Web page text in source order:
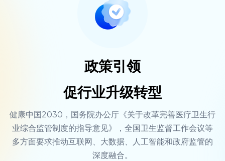
政策引领
促行业升级转型
健康中国2030，国务院办公厅《关于改革完善医疗卫生行
业综合监管制度的指导意见》，全国卫生监督工作会议等
多方面要求推动互联网、大数据、人工智能和政府监管的
深度融合。